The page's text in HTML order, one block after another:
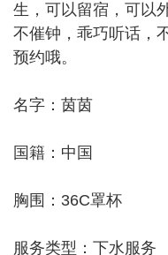
生，可以留宿，可以
不催钟，乖巧听话，
预约哦。
名字：茵茵
国籍：中国
胸围：36C罩杯
服务类型：下水服务